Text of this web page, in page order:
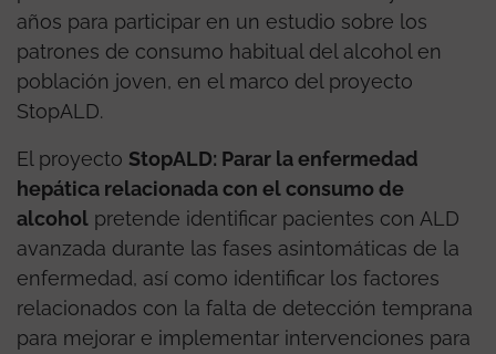
años para participar en un estudio sobre los
patrones de consumo habitual del alcohol en
población joven, en el marco del proyecto
StopALD.
El proyecto StopALD: Parar la enfermedad
hepática relacionada con el consumo de
alcohol pretende identificar pacientes con ALD
avanzada durante las fases asintomáticas de la
enfermedad, así como identificar los factores
relacionados con la falta de detección temprana
para mejorar e implementar intervenciones para